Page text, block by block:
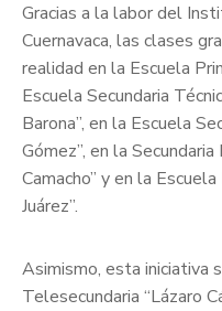
Gracias a la labor del
Cuernavaca, las clases
realidad en la Escuela
Escuela Secundaria
Barona”, en la Escuela
Gómez”, en la
Camacho” y en la
Juárez”.
Asimismo, esta iniciativa
Telesecundaria “Lázaro